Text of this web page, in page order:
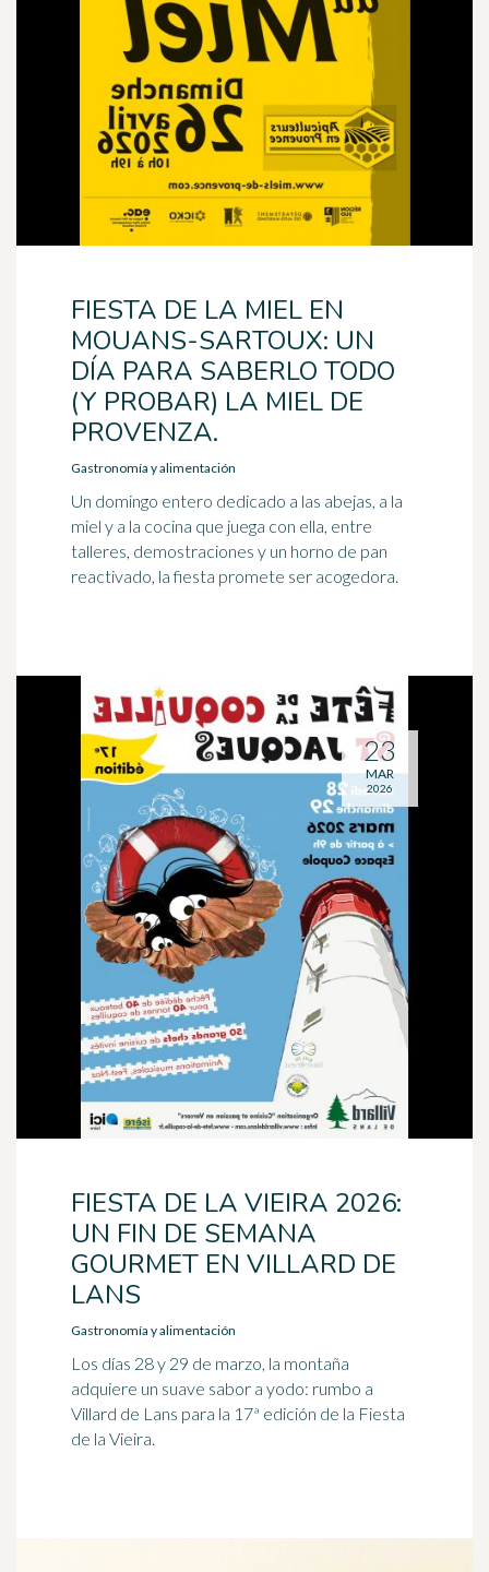
FIESTA DE LA MIEL EN
MOUANS-SARTOUX: UN
DÍA PARA SABERLO TODO
(Y PROBAR) LA MIEL DE
PROVENZA.
Gastronomía y alimentación
Un domingo entero dedicado a las abejas, a la
miel y a la cocina que juega con ella, entre
talleres, demostraciones y un horno de pan
reactivado, la fiesta promete ser acogedora.
FIESTA DE LA VIEIRA 2026:
UN FIN DE SEMANA
GOURMET EN VILLARD DE
LANS
Gastronomía y alimentación
Los días 28 y 29 de marzo, la montaña
adquiere un suave sabor a yodo: rumbo a
Villard de Lans para la 17ª edición de la Fiesta
de la Vieira.
23
MAR
2026